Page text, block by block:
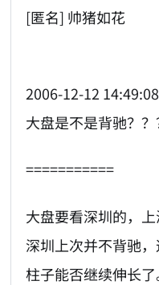
[匿名] 帅猪如花
2006-12-12 14:49:08
大盘是不是背驰？
===========
大盘要看深圳的，上
深圳上次并不背驰
柱子能否继续伸长了